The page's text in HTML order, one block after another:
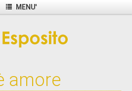
MENU'
amore